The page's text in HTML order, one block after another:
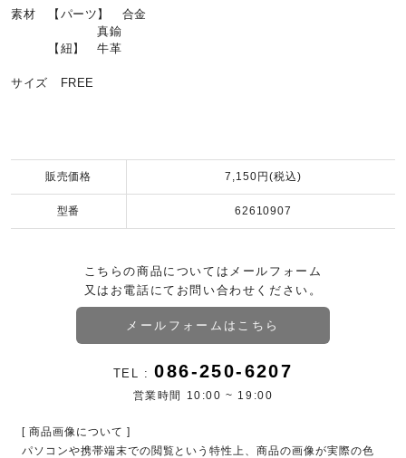
素材 【パーツ】 合金
真鍮
【紐】 牛革
サイズ FREE
販売価格 7,150円(税込)
型番 62610907
こちらの商品についてはメールフォーム
又はお電話にてお問い合わせください。
メールフォームはこちら
TEL :086-250-6207
営業時間 10:00 ~ 19:00
[ 商品画像について ]
パソコンや携帯端末での閲覧という特性上、商品の画像が実際の色